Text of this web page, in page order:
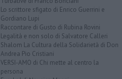
Lo scrittore sfigato di Enrico Guerrini e
Gordiano Lupi
Raccontare di Gusto di Rubina Rovini
Legalità e non solo di Salvatore Calleri
Shalom La Cultura della Solidarietà di Don
Andrea Pio Cristiani
VERSI-AMO di Chi mette al centro la
persona